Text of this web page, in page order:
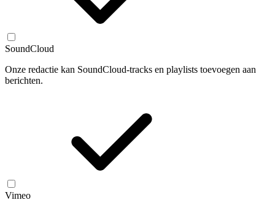
SoundCloud
Onze redactie kan SoundCloud-tracks en playlists toevoegen aan
berichten.
Vimeo